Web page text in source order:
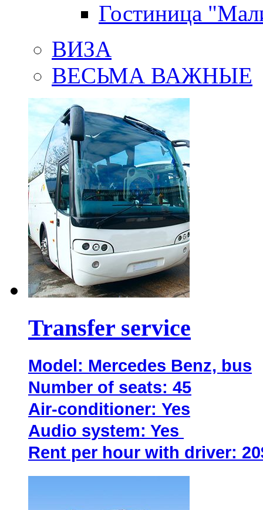
Гостиница
ВИЗА
ВЕСЬМА ВАЖНЫЕ
Transfer service
Model: Mercedes Benz, bus
Number of seats: 45
Air-conditioner: Yes
Audio system: Yes
Rent per hour with driver: